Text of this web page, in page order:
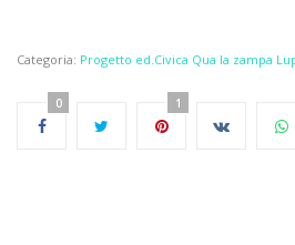
Categoria: Progetto ed.Civica Qua la zampa
0 1